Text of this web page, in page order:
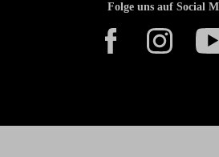
Folge uns auf Social